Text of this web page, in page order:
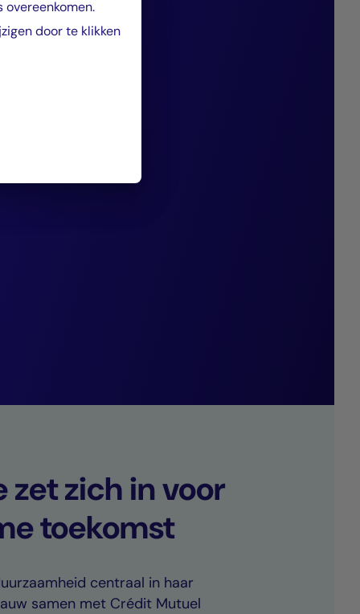
bedrijven
schulden terug
al ruim
zet zich in voor
toekomst
centraal in haar
samen met Crédit Mutuel
door te klikken